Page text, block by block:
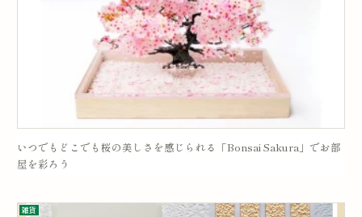
いつでもどこでも桜の美しさを感じられる「Bonsai Sakura」でお部
屋を彩ろう
雑貨